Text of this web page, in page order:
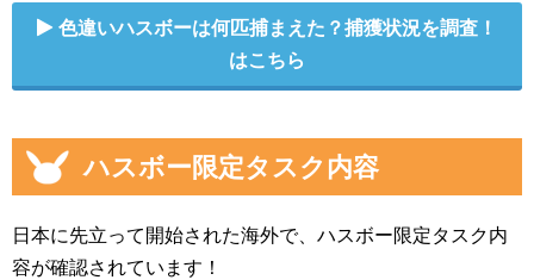
色違いハスボーは何匹捕まえた？捕獲状況を調査！
はこちら
ハスボー限定タスク内容
日本に先立って開始された海外で、ハスボー限定タスク内
容が確認されています！